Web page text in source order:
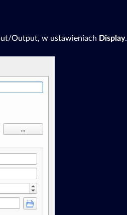
Output, w ustawieniach Display.